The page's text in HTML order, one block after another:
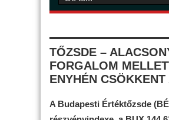
TŐZSDE –
FORGALOM
ENYHÉN CSÖKKENT
A Budapesti Értéktőzsde